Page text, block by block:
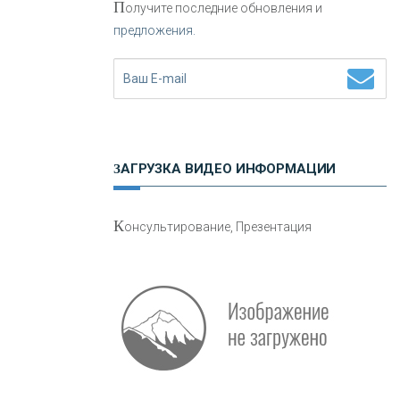
Нетворкинг для предпринимателей
авто
Получите последние обновления и
предложения.
ЗАГРУЗКА ВИДЕО ИНФОРМАЦИИ
Консультирование, Презентация